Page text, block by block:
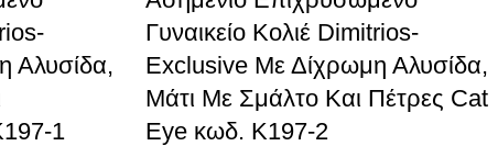
Αλυσίδα,
1
Γυναικείο Κολιέ Dimitrios-
Exclusive Με Δίχρωμη Αλυσίδα,
Μάτι Με Σμάλτο Και Πέτρες Cat
Eye κωδ. Κ197-2